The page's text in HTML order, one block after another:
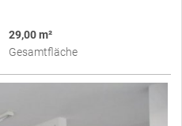
29,00 m²
Gesamtfläche